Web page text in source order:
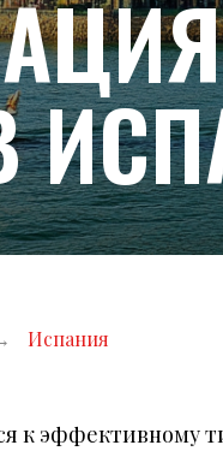
Испания
к эффективному